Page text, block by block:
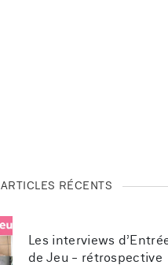
ARTICLES RÉCENTS
Les interviews
de Jeu - rétrospective